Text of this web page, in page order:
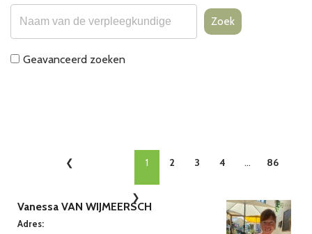
Zoek
Geavanceerd zoeken
1 2 3 4 ... 86
Vanessa VAN WIJMEERSCH
Adres: